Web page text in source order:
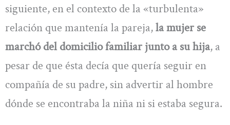
siguiente, en el contexto de la «turbulenta»
relación que mantenía la pareja,la mujer se
marchó del domicilio familiar junto a su hija, a
pesar de que ésta decía que quería seguir en
compañía de su padre, sin advertir al hombre
dónde se encontraba la niña ni si estaba segura.